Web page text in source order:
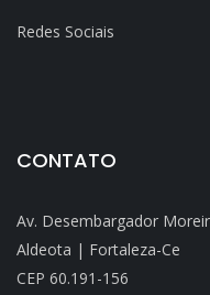
Redes Sociais
CONTATO
Av. Desembargador
Aldeota | Fortaleza-Ce
CEP 60.191-156